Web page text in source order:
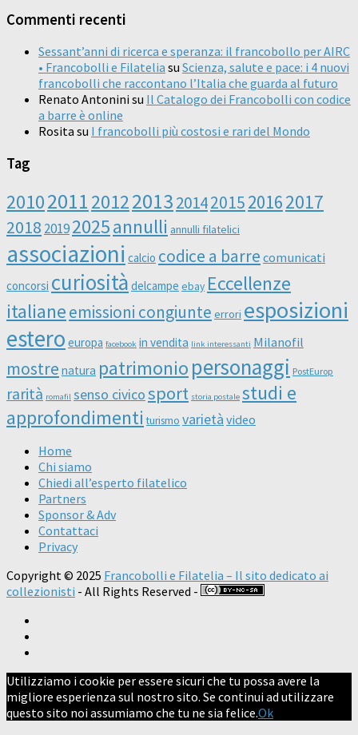
Commenti recenti
Sessant’anni di ricerca e speranza: il francobollo per AIRC
• Francobolli e Filatelia su Scienza, salute e pace: i 4 nuovi
francobolli che raccontano l’Italia che guarda al futuro
Renato Antonini su Il Catalogo dei Francobolli con codice
a barre è online
Rosita su I francobolli più costosi e rari del Mondo
Tag
20102011201220132014201520162017
2018 20192025annulli annulli filatelici
associazioni calcio codice a barre comunicati
concorsi curiosità delcampe ebay Eccellenze
italianeemissioni congiunte errori esposizioni
estero europa facebook in vendita link interessanti Milanofil
mostre natura patrimonio personaggi PostEurop
rarità romafil senso civicosport storia postale studi e
approfondimenti turismo varietà video
Home
Chi siamo
Chiedi all’esperto filatelico
Partners
Sponsor & Adv
Contattaci
Privacy
Copyright © 2025 Francobolli e Filatelia – Il sito dedicato ai
collezionisti - All Rights Reserved -
Utilizziamo i cookie per essere sicuri che tu possa avere la
migliore esperienza sul nostro sito. Se continui ad utilizzare
questo sito noi assumiamo che tu ne sia felice.Ok